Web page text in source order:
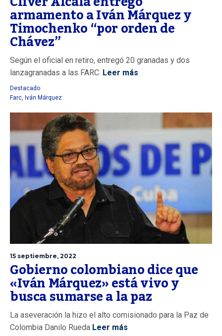
armamento a Iván Márquez y
Timochenko “por orden de
Chávez”
Según el oficial en retiro, entregó 20 granadas y dos
lanzagranadas a las FARC. Leer más
Destacado
Farc, Iván Márquez
15 septiembre, 2022
Gobierno colombiano dice que
«Iván Márquez» está vivo y
busca sumarse a la paz
La aseveración la hizo el alto comisionado para la Paz de
Colombia Danilo Rueda Leer más